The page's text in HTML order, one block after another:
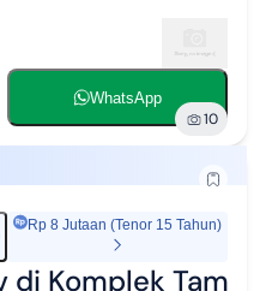
WhatsApp
10
Rp 8 Jutaan (Tenor 15 Tahun)
di Komplek